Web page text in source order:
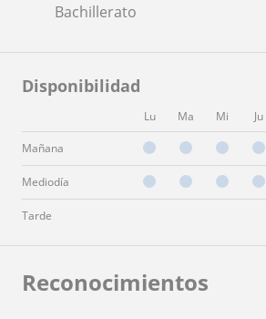
Bachillerato
Disponibilidad
Lu Ma Mi Ju
Mañana
Mediodía
Tarde
Reconocimientos